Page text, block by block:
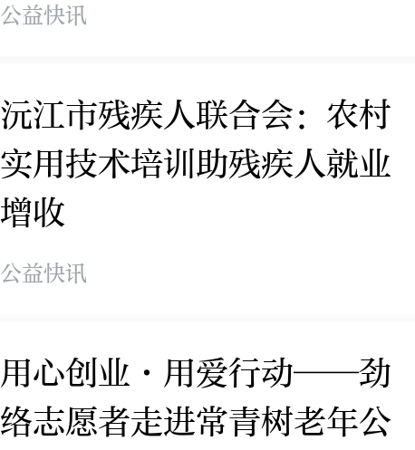
公益快讯
沅江市残疾人联合会：农村
实用技术培训助残疾人就业
增收
公益快讯
用心创业·用爱行动——劲
络志愿者走进常青树老年公